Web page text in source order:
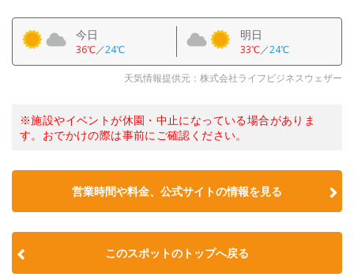
今日
36℃／24℃
明日
33℃／24℃
天気情報提供元：株式会社ライフビジネスウェザー
※施設やイベントが休園・中止になっている場合がありま
す。おでかけの際は事前にご確認ください。
営業時間や料金、公式サイトの情報を見る
このスポットのトップへ戻る